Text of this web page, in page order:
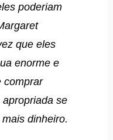
poderiam
que eles
enorme e
comprar
se
dinheiro.